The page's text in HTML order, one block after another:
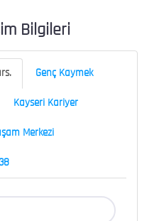
Bilgileri
Genç Kaymek
Kayseri Kariyer
Merkezi